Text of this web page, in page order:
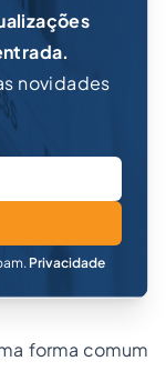
novidades
Privacidade
forma comum